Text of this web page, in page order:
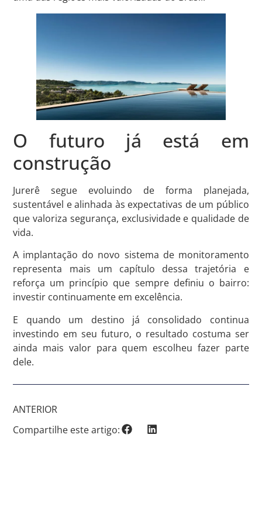
O futuro já está em
construção
Jurerê segue evoluindo de forma planejada,
sustentável e alinhada às expectativas de um público
que valoriza segurança, exclusividade e qualidade de
vida.
A implantação do novo sistema de monitoramento
representa mais um capítulo dessa trajetória e
reforça um princípio que sempre definiu o bairro:
investir continuamente em excelência.
E quando um destino já consolidado continua
investindo em seu futuro, o resultado costuma ser
ainda mais valor para quem escolheu fazer parte
dele.
ANTERIOR
Compartilhe este artigo: